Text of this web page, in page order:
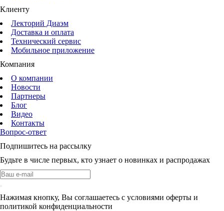
Клиенту
Лекторий Диаэм
Доставка и оплата
Технический сервис
Мобильное приложение
Компания
О компании
Новости
Партнеры
Блог
Видео
Контакты
Вопрос-ответ
Подпишитесь на рассылку
Будьте в числе первых, кто узнает о новинках и распродажах
Нажимая кнопку, Вы соглашаетесь с условиями оферты и
политикой конфиденциальности